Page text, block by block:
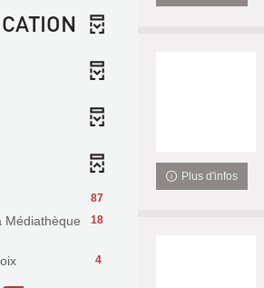
Plus d'infos
87
18
Médiathèque
4